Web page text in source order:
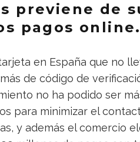
previene de
pagos online.
en España que no
de código de
no ha podido ser
para minimizar el
y además el comercio